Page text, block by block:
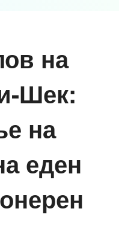
на
Шек:
на
еден